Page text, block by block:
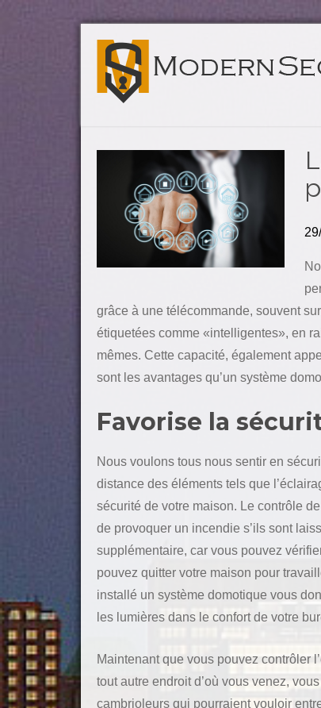
grâce à une télécommande, souvent
étiquetées comme «intelligentes», en
mêmes. Cette capacité, également
sont les avantages qu’un système
Favorise la
Nous voulons tous nous sentir en
distance des éléments tels que
sécurité de votre maison. Le contrôle
de provoquer un incendie s’ils sont
supplémentaire, car vous pouvez
pouvez quitter votre maison pour
installé un système domotique vous
les lumières dans le confort de votre
Maintenant que vous pouvez contrôler
tout autre endroit d’où vous venez,
cambrioleurs qui pourraient vouloir